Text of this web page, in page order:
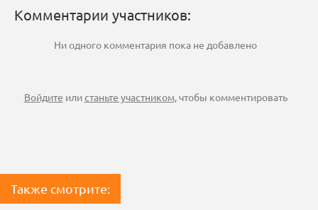
Комментарии участников:
Ни одного комментария пока не добавлено
Войдите илистаньте участником, чтобы комментировать
Также смотрите: